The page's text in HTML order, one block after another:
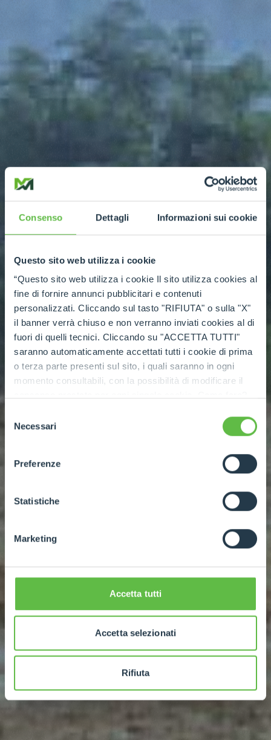
Consenso Dettagli Informazioni sui cookie
Questo sito web utilizza i cookie
“Questo sito web utilizza i cookie Il sito utilizza cookies al
fine di fornire annunci pubblicitari e contenuti
personalizzati. Cliccando sul tasto "RIFIUTA" o sulla "X"
il banner verrà chiuso e non verranno inviati cookies al di
fuori di quelli tecnici. Cliccando su "ACCETTA TUTTI"
saranno automaticamente accettati tutti i cookie di prima
o terza parte presenti sul sito, i quali saranno in ogni
momento consultabili, con la possibilità di modificare il
ogni pagina, selezionare "Modifichi il suo consenso" e
dell'informativa completa nel footer presente in ogni
pagina. Per esercitare i diritti riconosciuti all'interessato ai
GDPR abbiamo predisposto una
apposita procedura.
delNecessari
Preferenze
Statistiche
Marketing
Accetta tutti
Accetta selezionati
Rifiuta